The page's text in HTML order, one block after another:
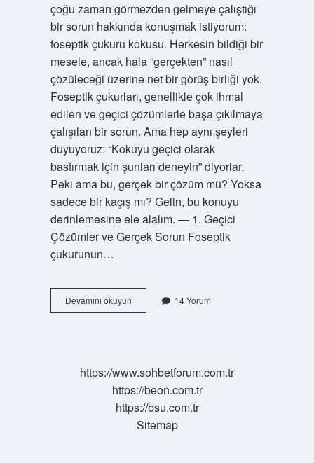
çoğu zaman görmezden gelmeye çalıştığı
bir sorun hakkında konuşmak istiyorum:
foseptik çukuru kokusu. Herkesin bildiği bir
mesele, ancak hala “gerçekten” nasıl
çözüleceği üzerine net bir görüş birliği yok.
Foseptik çukurları, genellikle çok ihmal
edilen ve geçici çözümlerle başa çıkılmaya
çalışılan bir sorun. Ama hep aynı şeyleri
duyuyoruz: “Kokuyu geçici olarak
bastırmak için şunları deneyin” diyorlar.
Peki ama bu, gerçek bir çözüm mü? Yoksa
sadece bir kaçış mı? Gelin, bu konuyu
derinlemesine ele alalım. — 1. Geçici
Çözümler ve Gerçek Sorun Foseptik
çukurunun…
Devamını okuyunFoseptik
çukuru
14 Yorum
https://www.sohbetforum.com.tr
https://beon.com.tr
https://bsu.com.tr
Sitemap